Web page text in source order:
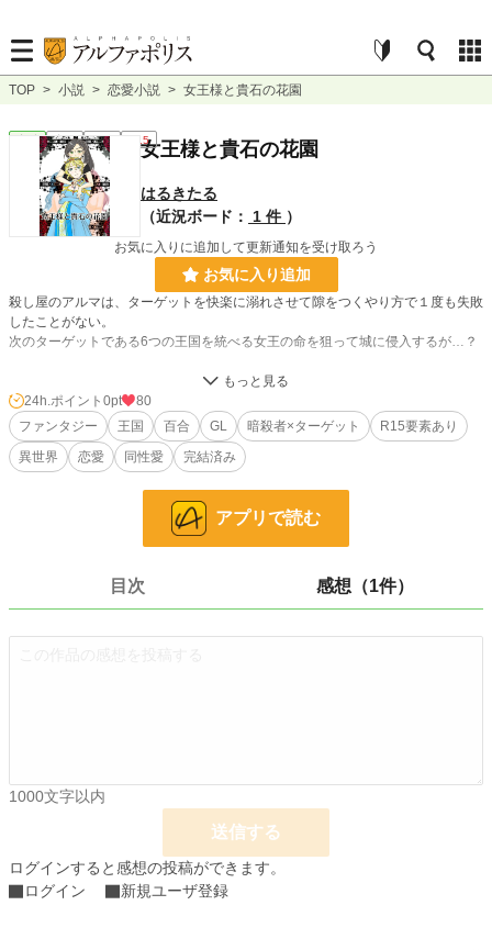
TOP > 小説 > 恋愛小説 > 女王様と貴石の花園
完結 長編 R15女王様と貴石の花園
はるきたる
（近況ボード：
1 件 ）
お気に入りに追加して更新通知を受け取ろう
お気に入り追加
殺し屋のアルマは、ターゲットを快楽に溺れさせて隙をつくやり方で１度も失敗
したことがない。
次のターゲットである6つの王国を統べる女王の命を狙って城に侵入するが…？
ちょっと大人な王国百合メロドラマ。
小説 228,667 位 / 228,667 件
66,338 位 / 66,338 件
更新日時 2022.02.28 18:09
月間ポイント 35 pt (89,285 位)
累計ポイント 34,653 pt (54,096 位)
24h.ポイント 0pt
80
ファンタジー
王国 百合 GL 暗殺者×ターゲット
R15要素あり
異世界
恋愛 同性愛 完結済み
アプリで読む
目次 感想（1件）
1000文字以内
送信する
ログインすると感想の投稿ができます。
ログイン
新規ユーザ登録